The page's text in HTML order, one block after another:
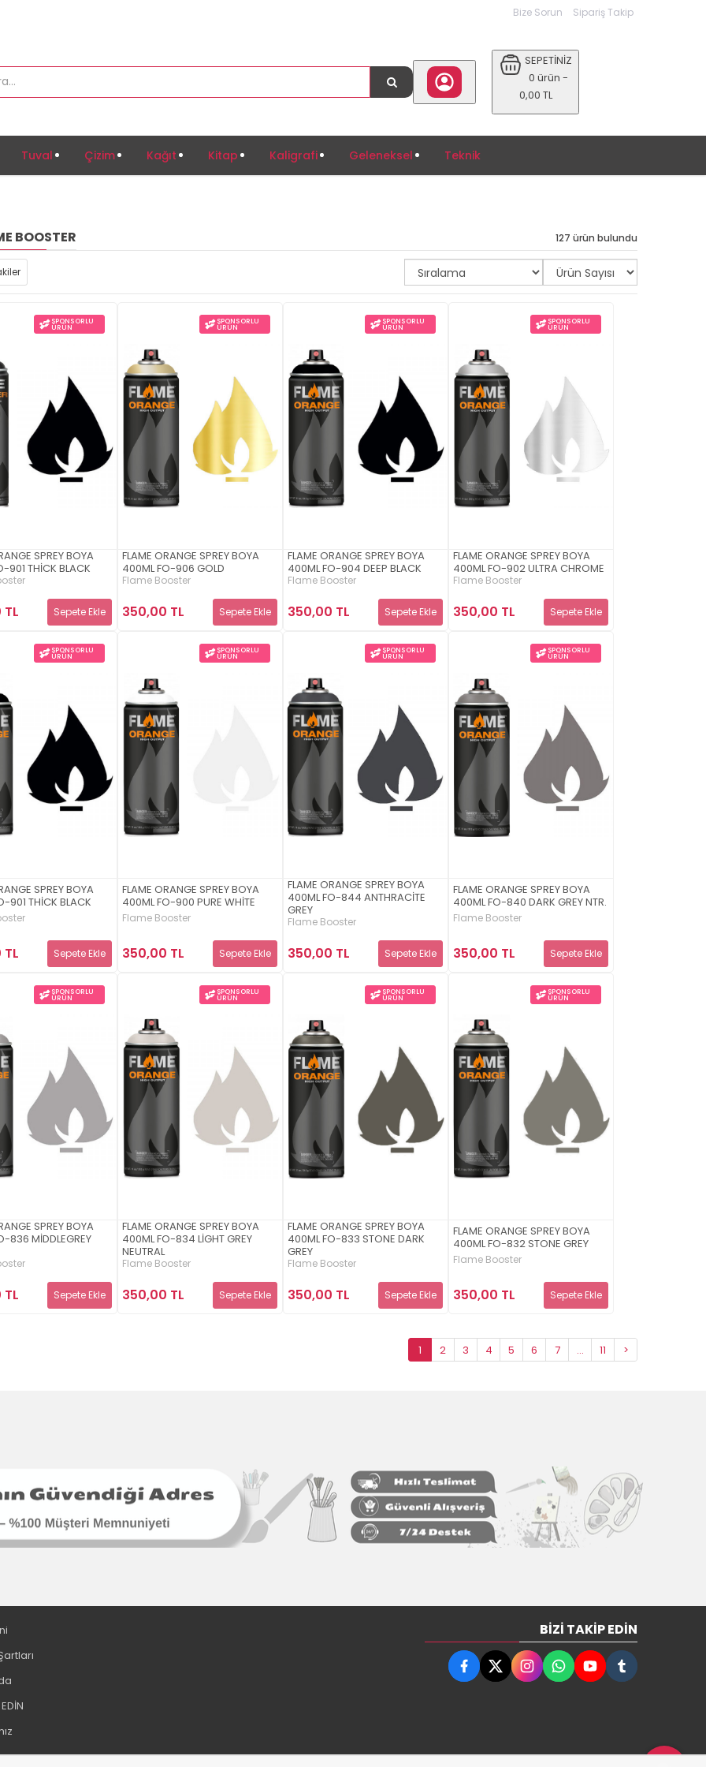
Bize Sorun Sipariş Takip
SEPETİNİZ
0 ürün -
0,00 TL
Tuval Çizim Kağıt Kitap Kaligrafi Geleneksel Teknik
BOOSTER 127 ürün bulundu
SPONSORLU
ÜRÜN
SPREY BOYA
901 THİCK BLACK
Sepete Ekle
SPONSORLU
ÜRÜN
FLAME ORANGE SPREY BOYA
400ML FO-906 GOLD
Flame Booster
350,00 TL Sepete Ekle
SPONSORLU
ÜRÜN
FLAME ORANGE SPREY BOYA
400ML FO-904 DEEP BLACK
Flame Booster
350,00 TL Sepete Ekle
SPONSORLU
ÜRÜN
FLAME ORANGE SPREY BOYA
400ML FO-902 ULTRA CHROME
Flame Booster
350,00 TL Sepete Ekle
SPONSORLU
ÜRÜN
SPREY BOYA
901 THİCK BLACK
Sepete Ekle
SPONSORLU
ÜRÜN
FLAME ORANGE SPREY BOYA
400ML FO-900 PURE WHİTE
Flame Booster
350,00 TL Sepete Ekle
SPONSORLU
ÜRÜN
FLAME ORANGE SPREY BOYA
400ML FO-844 ANTHRACİTE
GREY
Flame Booster
350,00 TL Sepete Ekle
SPONSORLU
ÜRÜN
FLAME ORANGE SPREY BOYA
400ML FO-840 DARK GREY NTR.
Flame Booster
350,00 TL Sepete Ekle
SPONSORLU
ÜRÜN
SPREY BOYA
836 MİDDLEGREY
Sepete Ekle
SPONSORLU
ÜRÜN
FLAME ORANGE SPREY BOYA
400ML FO-834 LİGHT GREY
NEUTRAL
Flame Booster
350,00 TL Sepete Ekle
SPONSORLU
ÜRÜN
FLAME ORANGE SPREY BOYA
400ML FO-833 STONE DARK
GREY
Flame Booster
350,00 TL Sepete Ekle
SPONSORLU
ÜRÜN
FLAME ORANGE SPREY BOYA
400ML FO-832 STONE GREY
Flame Booster
350,00 TL Sepete Ekle
1 2 3 4 5 6 7 ... 11 >
BIZI TAKIP EDIN